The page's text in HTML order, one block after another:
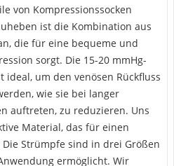
von Kompressionssocken
ist die Kombination aus
die für eine bequeme und
sorgt. Die 15-20 mmHg-
ideal, um den venösen Rückfluss
wie sie bei langer
auftreten, zu reduzieren. Uns
Material, das für einen
Strümpfe sind in drei Größen
ermöglicht. Wir